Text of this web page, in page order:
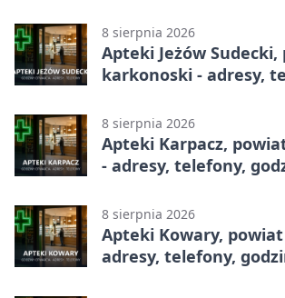
8 sierpnia 2026
Apteki Jeżów
karkonoski - adresy,
8 sierpnia 2026
Apteki Karpacz,
- adresy, telefony,
8 sierpnia 2026
Apteki Kowary,
adresy, telefony,